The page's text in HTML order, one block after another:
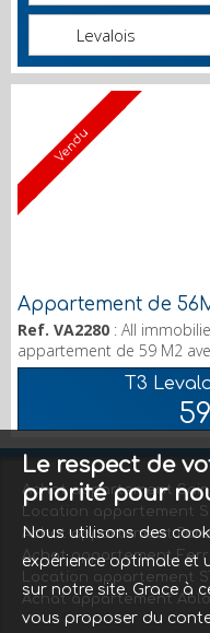
Levalois
Vendu
Appartement de
Ref. VA2280 : All
appartement de 59 M2
parking, situé au 6eme et
idéalement situé proche
une cuisine indépendante
chambres, un grand
cave et un parking en
T3
Achat appartement
Location appartement
Achat appartement
Achat appartement
Location appartement
Achat appartement
Le respect de
priorité pour
Nous utilisons des
expérience optimale et
sur notre site. Grace à
vous proposer du